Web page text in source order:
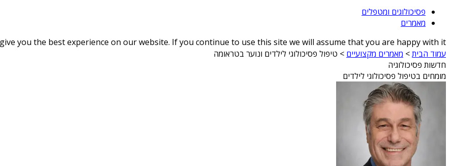
פסיכולוגים ומטפלים
מאמרים
you the best experience on our website. If you continue to use this site we will assume that you are happy with it
עמוד הבית> מאמרים מקצועיים > טיפול פסיכולוגי לילדים ונוער בטראומה
חדשות פסיכולוגיה
מומחים בטיפול פסיכולוגי לילדים